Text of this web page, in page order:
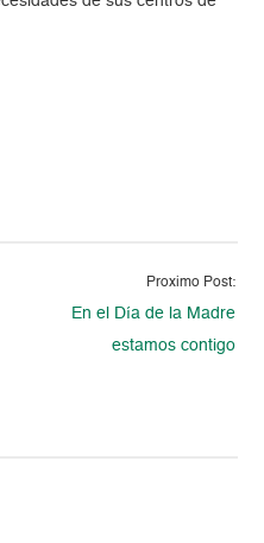
Proximo Post:
En el Día de la Madre
estamos contigo